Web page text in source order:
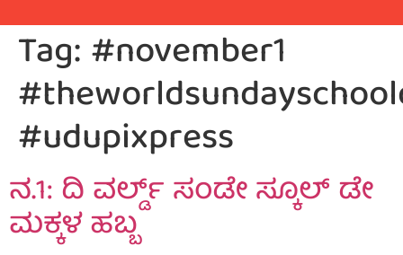
Tag:#november1
#udupixpress
ನ.1: ದಿ‌ ವರ್ಲ್ಡ್ ಸಂಡೇ ಸ್ಕೂಲ್ ಡೇ
ಮಕ್ಕಳ ಹಬ್ಬ